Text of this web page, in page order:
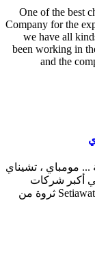
One of the best
Company for the
we have all
been working in
and the
... مومباي ، تشيناي
في أكبر شركات
المحاسبة في العالم في جاكرتا ، تجلب السيدة Setiawati ثروة من